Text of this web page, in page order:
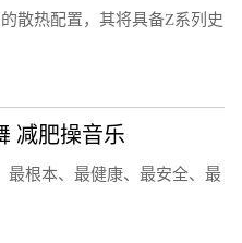
散热配置，其将具备Z系列史
减肥操音乐
最根本、最健康、最安全、最